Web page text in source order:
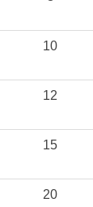
10
12
15
20